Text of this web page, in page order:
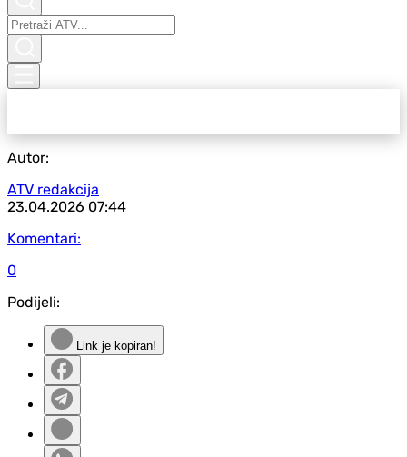
Autor:
ATV redakcija
23.04.2026 07:44
Komentari:
0
Podijeli:
Link je kopiran!